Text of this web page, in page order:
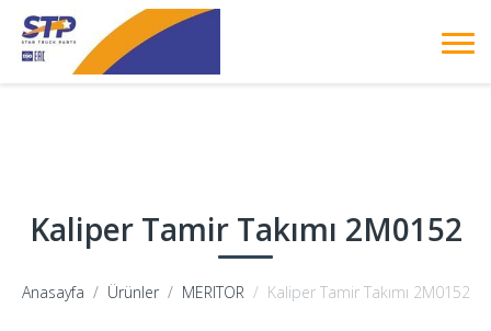
Kaliper Tamir Takımı 2M0152
Anasayfa Ürünler MERITOR Kaliper Tamir Takımı 2M0152